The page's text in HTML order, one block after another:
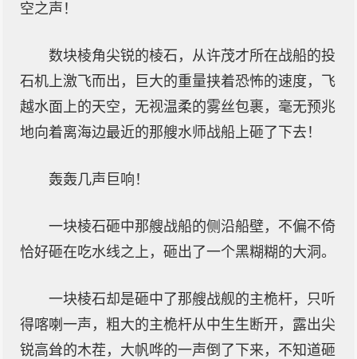
空之声！
数块棱角尖锐的棱石，从许茂才所在战船的投
石机上激飞而出，巨大的重量挟着恐怖的速度，飞
越水面上的天空，无视温柔的雾丝包裹，毫无预兆
地向着离海边最近的那艘水师战船上砸了下去！
轰轰几声巨响！
一块棱石砸中那艘战船的侧沿船壁，不偏不倚
恰好砸在吃水线之上，砸出了一个黑糊糊的大洞。
一块棱石却是砸中了那艘战舰的主桅杆，只听
得喀喇一声，粗大的主桅杆从中生生断开，露出尖
锐高耸的木茬，大帆哗的一声倒了下来，不知道砸